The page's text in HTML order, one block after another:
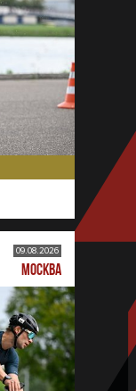
09.08.2026
МОСКВА